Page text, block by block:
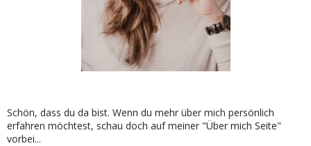
Schön, dass du da bist. Wenn du mehr über mich persönlich
erfahren möchtest, schau doch auf meiner "Über mich Seite"
vorbei...